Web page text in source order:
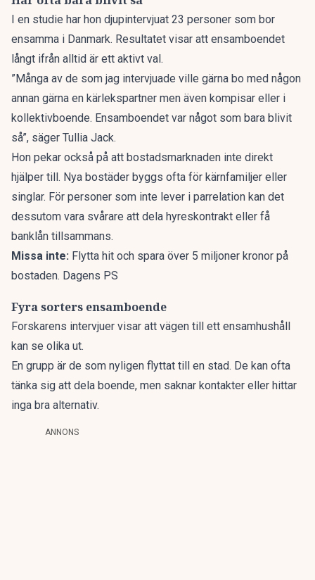
I en studie har hon djupintervjuat 23 personer som bor
ensamma i Danmark. Resultatet visar att ensamboendet
långt ifrån alltid är ett aktivt val.
”Många av de som jag intervjuade ville gärna bo med någon
annan gärna en kärlekspartner men även kompisar eller i
kollektivboende. Ensamboendet var något som bara blivit
så”, säger Tullia Jack.
Hon pekar också på att bostadsmarknaden inte direkt
hjälper till. Nya bostäder byggs ofta för kärnfamiljer eller
singlar. För personer som inte lever i parrelation kan det
dessutom vara svårare att dela hyreskontrakt eller få
banklån tillsammans.
Missa inte: Flytta hit och spara över 5 miljoner kronor på
bostaden. Dagens PS
Fyra sorters ensamboende
Forskarens intervjuer visar att vägen till ett ensamhushåll
kan se olika ut.
En grupp är de som nyligen flyttat till en stad. De kan ofta
tänka sig att dela boende, men saknar kontakter eller hittar
inga bra alternativ.
ANNONS